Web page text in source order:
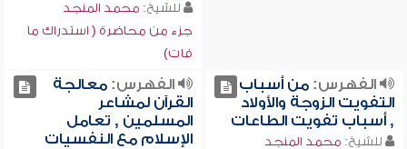
للشيخ: محمد المنجد
جزء من محاضرة ( استدراك ما
فات)
الفهرس:من أسباب
التفويت الزوجة والأولاد
, أسباب تفويت الطاعات
للشيخ: محمد المنجد
الفهرس:معالجة
القرآن لمشاعر
المسلمين , تعامل
الإسلام مع النفسيات